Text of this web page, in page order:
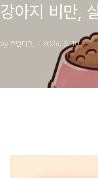
강아지 비만,
by 휴먼디펫 2026. 3. 10.